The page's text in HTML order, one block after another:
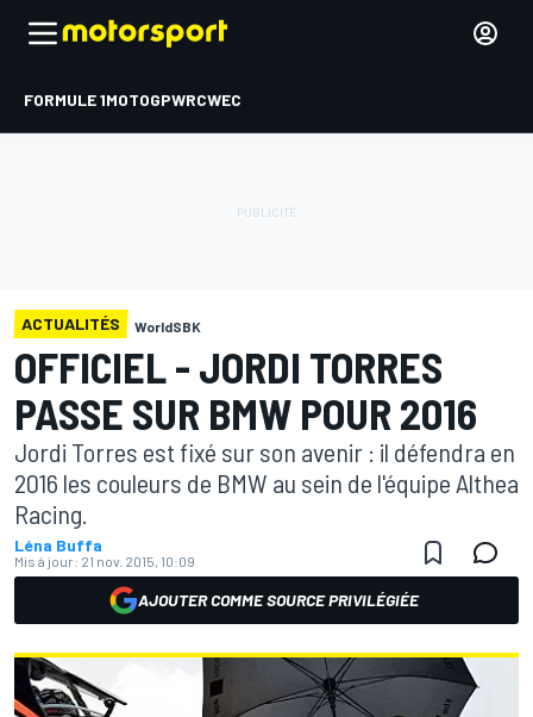
FORMULE 1MOTOGPWRCWEC
ACTUALITÉS WorldSBK
OFFICIEL - JORDI TORRES
PASSE SUR BMW POUR 2016
Jordi Torres est fixé sur son avenir : il défendra en
2016 les couleurs de BMW au sein de l'équipe Althea
Racing.
Léna Buffa
Mis à jour: 21 nov. 2015, 10:09
AJOUTER COMME SOURCE PRIVILÉGIÉE